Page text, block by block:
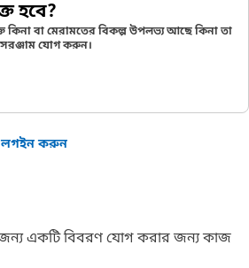
হবে?
কিনা বা মেরামতের বিকল্প উপলভ্য আছে কিনা তা
যোগ করুন।
লগইন করুন
একটি বিবরণ যোগ করার জন্য কাজ